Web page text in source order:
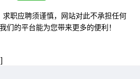
职应聘须谨慎，网站对此不承担任何
们的平台能为您带来更多的便利！
]